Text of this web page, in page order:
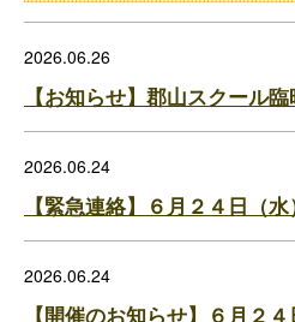
2026.06.26
【お知らせ】郡山スクール
2026.06.24
【緊急連絡】６月２４日（
2026.06.24
【開催のお知らせ】６月２